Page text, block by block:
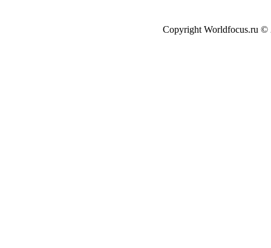
Copyright Worldfocus.ru ©